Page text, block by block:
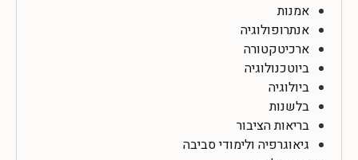
אמנות
אנתרופולוגיה
ארכיטקטורה
ביוטכנולוגיה
ביולוגיה
בלשנות
בריאות הציבור
גיאוגרפיה ולימודי סביבה